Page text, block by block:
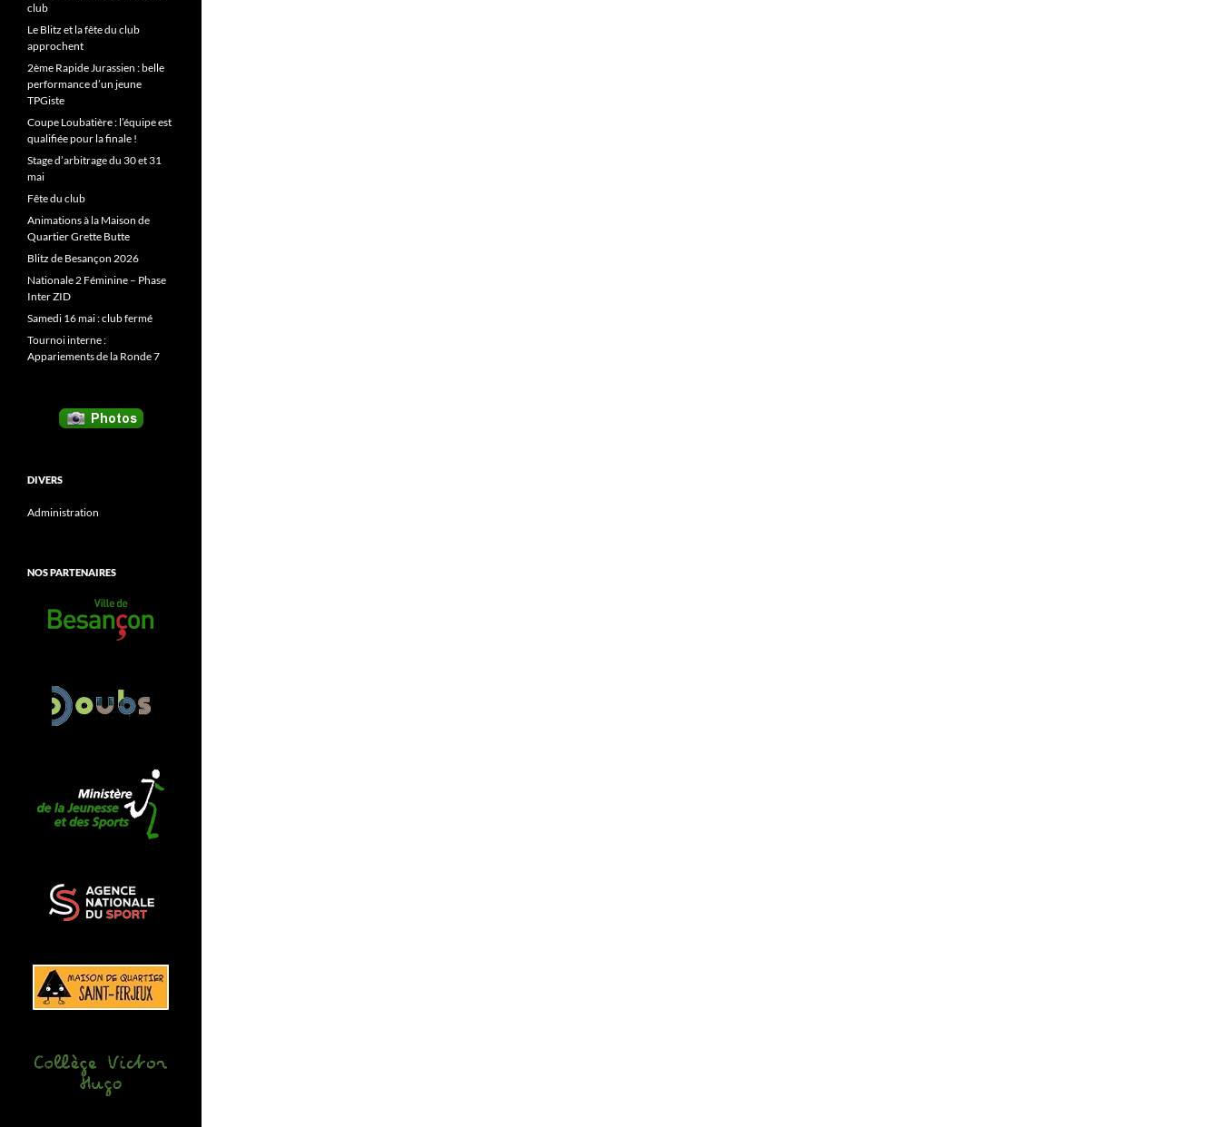
club
Le Blitz et la fête du club
approchent
2ème Rapide Jurassien : belle
performance d’un jeune
TPGiste
Coupe Loubatière : l’équipe est
qualifiée pour la finale !
Stage d’arbitrage du 30 et 31
mai
Fête du club
Animations à la Maison de
Quartier Grette Butte
Blitz de Besançon 2026
Nationale 2 Féminine – Phase
Inter ZID
Samedi 16 mai : club fermé
Tournoi interne :
Appariements de la Ronde 7
DIVERS
Administration
NOS PARTENAIRES